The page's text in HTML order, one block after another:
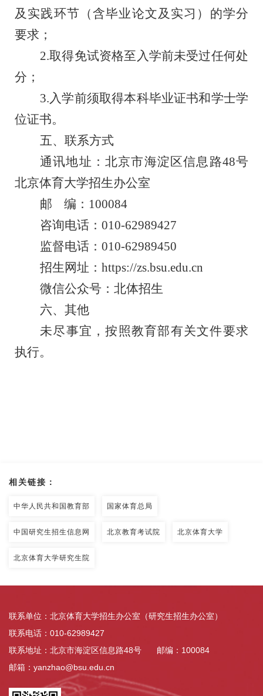
及实践环节（含毕业论文及实习）的学分
要求；
2.取得免试资格至入学前未受过任何处
分；
3.入学前须取得本科毕业证书和学士学
位证书。
五、联系方式
通讯地址：北京市海淀区信息路48号
北京体育大学招生办公室
邮 编： 100084
咨询电话： 010-62989427
监督电话： 010-62989450
招生网址 ： https://zs.bsu.edu.cn
微信公众号：北体招生
六、其他
未尽事宜，按照教育部有关文件要求
执行。
相关链接：
中华人民共和国教育部 国家体育总局
中国研究生招生信息网 北京教育考试院 北京体育大学
北京体育大学研究生院
联系单位：北京体育大学招生办公室（研究生招生办公室）
联系电话：010-62989427
联系地址：北京市海淀区信息路48号
邮编：100084
邮箱：yanzhao@bsu.edu.cn